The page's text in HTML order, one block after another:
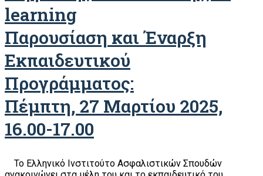
learning
Παρουσίαση και Έναρξη
Εκπαιδευτικού
Προγράμματος:
Πέμπτη, 27 Μαρτίου 2025,
16.00-17.00
Το Ελληνικό Ινστιτούτο Ασφαλιστικών Σπουδών